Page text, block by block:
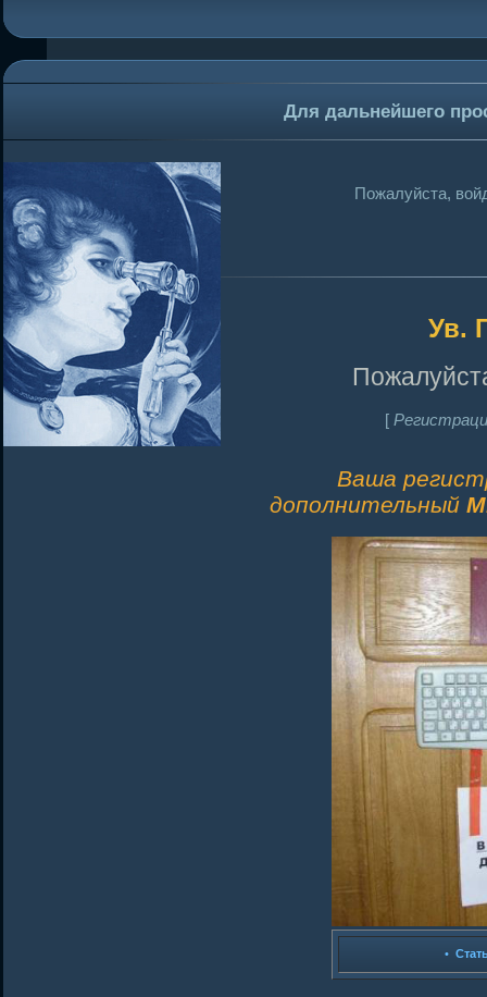
Для дальнейшего
Пожалуйста,
Ув.
[
Ваша
дополнительный
•